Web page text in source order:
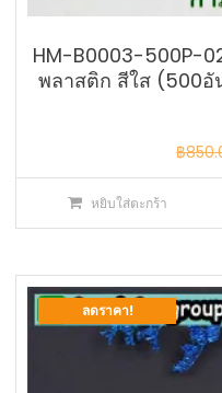
HM-B0003-500P-
พลาสติก สีใส (500
฿
หยิบใส่ตะกร้า
ลดราคา!